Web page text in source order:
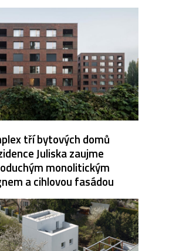
tří bytových domů
Juliska zaujme
monolitickým
a cihlovou fasádou